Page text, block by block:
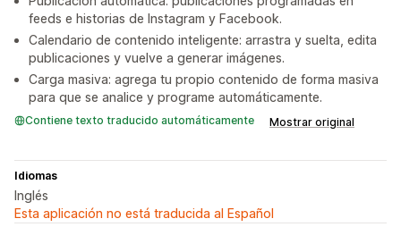
feeds e historias de Instagram y Facebook.
Calendario de contenido inteligente: arrastra y suelta, edita
publicaciones y vuelve a generar imágenes.
Carga masiva: agrega tu propio contenido de forma masiva
para que se analice y programe automáticamente.
Contiene texto traducido automáticamente Mostrar original
Idiomas
Inglés
Esta aplicación no está traducida al Español